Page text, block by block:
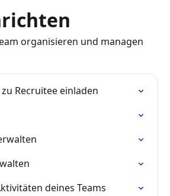
organisieren und managen
Recruitee einladen
deines Teams